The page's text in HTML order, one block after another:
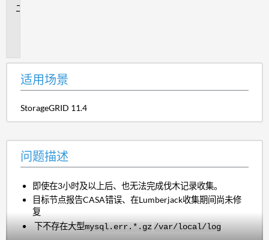
适用场景
StorageGRID 11.4
问题描述
即使在3小时及以上后、也无法完成伐木记录收集。
目标节点报告CASA错误、在Lumberjack收集期间尚未修
复
下不存在大型mysql.err.*.gz/var/local/log